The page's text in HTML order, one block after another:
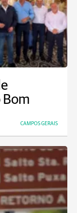
Bom
CAMPOS GERAIS